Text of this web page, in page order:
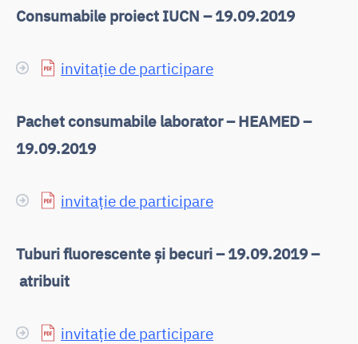
Consumabile proiect IUCN – 19.09.2019
invitație de participare
Pachet consumabile laborator – HEAMED –
19.09.2019
invitație de participare
Tuburi fluorescente și becuri – 19.09.2019 –
atribuit
invitație de participare